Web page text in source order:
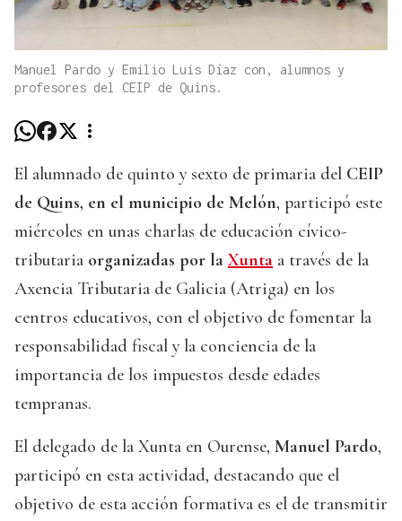
Manuel Pardo y Emilio Luis Díaz con, alumnos y
profesores del CEIP de Quins.
El alumnado de quinto y sexto de primaria del CEIP
de Quins, en el municipio de Melón, participó este
miércoles en unas charlas de educación cívico-
tributaria organizadas por la Xunta a través de la
Axencia Tributaria de Galicia (Atriga) en los
centros educativos, con el objetivo de fomentar la
responsabilidad fiscal y la conciencia de la
importancia de los impuestos desde edades
tempranas.
El delegado de la Xunta en Ourense, Manuel Pardo,
participó en esta actividad, destacando que el
objetivo de esta acción formativa es el de transmitir